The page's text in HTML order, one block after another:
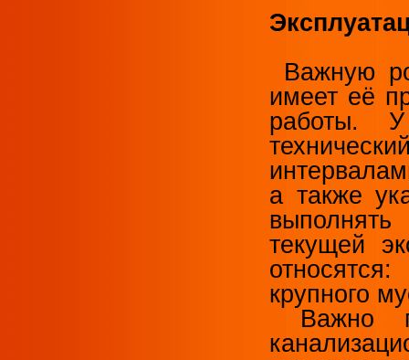
Важную
имеет её
работы.
а также
текущей
крупного
Важно